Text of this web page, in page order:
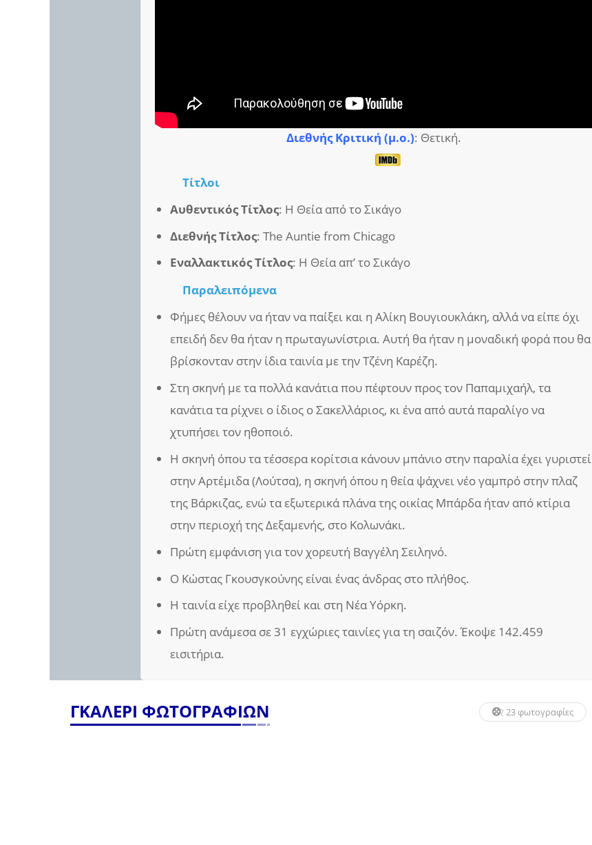
Διεθνής Κριτική (μ.ο.): Θετική.
Τίτλοι
Αυθεντικός Τίτλος: Η Θεία από το Σικάγο
Διεθνής Τίτλος: The Auntie from Chicago
Εναλλακτικός Τίτλος: Η Θεία απ’ το Σικάγο
Παραλειπόμενα
Φήμες θέλουν να ήταν να παίξει και η Αλίκη Βουγιουκλάκη, αλλά να είπε όχι
επειδή δεν θα ήταν η πρωταγωνίστρια. Αυτή θα ήταν η μοναδική φορά που θα
βρίσκονταν στην ίδια ταινία με την Τζένη Καρέζη.
Στη σκηνή με τα πολλά κανάτια που πέφτουν προς τον Παπαμιχαήλ, τα
κανάτια τα ρίχνει ο ίδιος ο Σακελλάριος, κι ένα από αυτά παραλίγο να
χτυπήσει τον ηθοποιό.
Η σκηνή όπου τα τέσσερα κορίτσια κάνουν μπάνιο στην παραλία έχει γυριστεί
στην Αρτέμιδα (Λούτσα), η σκηνή όπου η θεία ψάχνει νέο γαμπρό στην πλαζ
της Βάρκιζας, ενώ τα εξωτερικά πλάνα της οικίας Μπάρδα ήταν από κτίρια
στην περιοχή της Δεξαμενής, στο Κολωνάκι.
Πρώτη εμφάνιση για τον χορευτή Βαγγέλη Σειληνό.
Ο Κώστας Γκουσγκούνης είναι ένας άνδρας στο πλήθος.
Η ταινία είχε προβληθεί και στη Νέα Υόρκη.
Πρώτη ανάμεσα σε 31 εγχώριες ταινίες για τη σαιζόν. Έκοψε 142.459
εισιτήρια.
ΓΚΑΛΕΡΙ ΦΩΤΟΓΡΑΦΙΩΝ 23 φωτογραφίες